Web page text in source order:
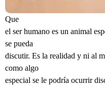
Que
el ser humano es un animal
se pueda
discutir. Es la realidad y ni al
como algo
especial se le podría ocurrir